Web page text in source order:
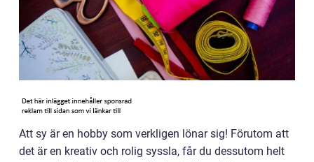
Att sy är en hobby som verkligen lönar sig! Förutom att
det är en kreativ och rolig syssla, får du dessutom helt